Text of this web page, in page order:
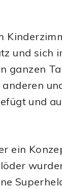
und sich
ganzen
und
ein